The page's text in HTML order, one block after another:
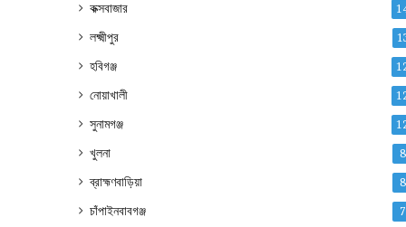
কক্সবাজার
লক্ষ্মীপুর
হবিগঞ্জ
নোয়াখালী
সুনামগঞ্জ
খুলনা 8
ব্রাহ্মণবাড়িয়া 8
চাঁপাইনবাবগঞ্জ 7